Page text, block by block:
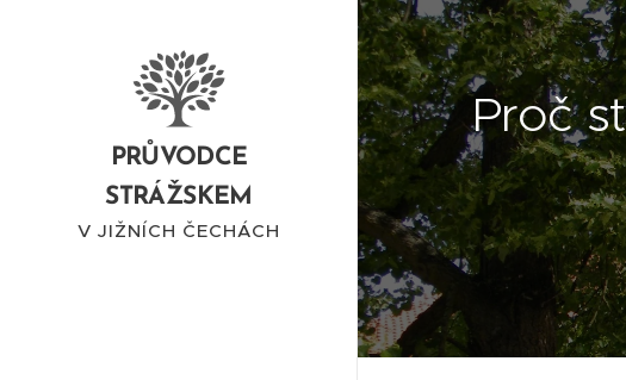
PRŮVODCE
STRÁŽSKEM
V JIŽNÍCH ČECHÁCH
Proč